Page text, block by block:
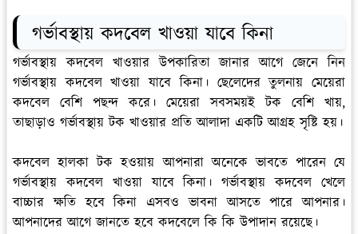
গর্ভাবস্থায় কদবেল খাওয়া যাবে কিনা
গর্ভাবস্থায় কদবেল খাওয়ার উপকারিতা জানার আগে জেনে নিন
গর্ভাবস্থায় কদবেল খাওয়া যাবে কিনা। ছেলেদের তুলনায় মেয়েরা
কদবেল বেশি পছন্দ করে। মেয়েরা সবসময়ই টক বেশি খায়,
তাছাড়াও গর্ভাবস্থায় টক খাওয়ার প্রতি আলাদা একটি আগ্রহ সৃষ্টি হয়।
কদবেল হালকা টক হওয়ায় আপনারা অনেকে ভাবতে পারেন যে
গর্ভাবস্থায় কদবেল খাওয়া যাবে কিনা। গর্ভাবস্থায় কদবেল খেলে
বাচ্চার ক্ষতি হবে কিনা এসবও ভাবনা আসতে পারে আপনার।
আপনাদের আগে জানতে হবে কদবেলে কি কি উপাদান রয়েছে।